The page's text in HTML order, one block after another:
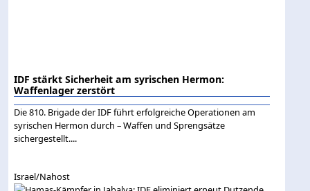
IDF stärkt Sicherheit am syrischen Hermon:
Waffenlager zerstört
Die 810. Brigade der IDF führt erfolgreiche Operationen am
syrischen Hermon durch – Waffen und Sprengsätze
sichergestellt....
Israel/Nahost